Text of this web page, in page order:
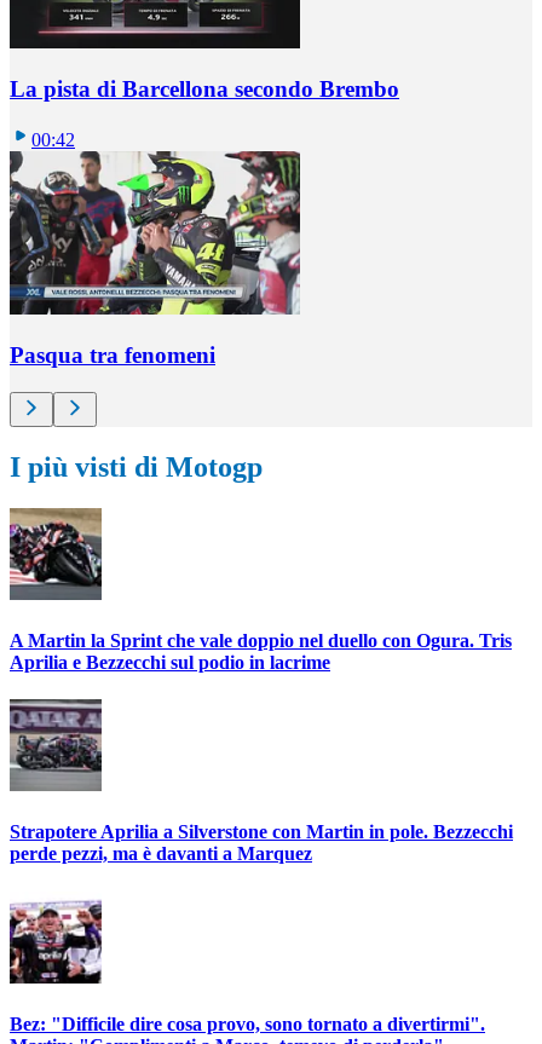
La pista di Barcellona secondo Brembo
00:42
Pasqua tra fenomeni
I più visti di Motogp
A Martin la Sprint che vale doppio nel duello con Ogura. Tris
Aprilia e Bezzecchi sul podio in lacrime
Strapotere Aprilia a Silverstone con Martin in pole. Bezzecchi
perde pezzi, ma è davanti a Marquez
Bez: "Difficile dire cosa provo, sono tornato a divertirmi".